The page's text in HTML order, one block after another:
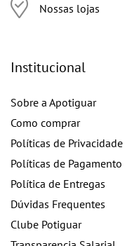
Nossas lojas
Institucional
Sobre a Apotiguar
Como comprar
Políticas de Privacidade
Políticas de Pagamento
Política de Entregas
Dúvidas Frequentes
Clube Potiguar